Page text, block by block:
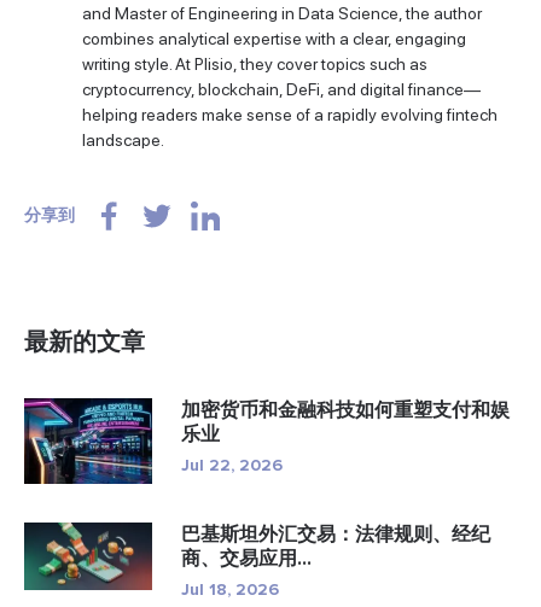
and Master of Engineering in Data Science, the author
combines analytical expertise with a clear, engaging
writing style. At Plisio, they cover topics such as
cryptocurrency, blockchain, DeFi, and digital finance—
helping readers make sense of a rapidly evolving fintech
landscape.
分享到
最新的文章
加密货币和金融科技如何重塑支付和娱
乐业
Jul 22, 2026
巴基斯坦外汇交易：法律规则、经纪
商、交易应用...
Jul 18, 2026